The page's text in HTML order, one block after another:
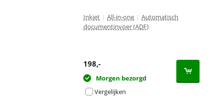
Inkjet | All-in-one | Automatisch
documentinvoer (ADF)
198,-
Morgen bezorgd
Vergelijken